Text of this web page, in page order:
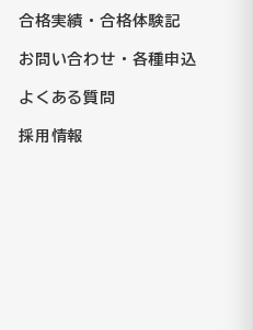
合格実績・合格体験記
お問い合わせ・各種申込
よくある質問
採用情報